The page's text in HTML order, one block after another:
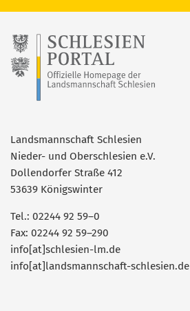
Landsmannschaft Schlesien
Nieder- und Oberschlesien e.V.
Dollendorfer Straße 412
53639 Königswinter
Tel.: 02244 92 59–0
Fax: 02244 92 59–290
info[at]schlesien-lm.de
info[at]landsmannschaft-schlesien.de